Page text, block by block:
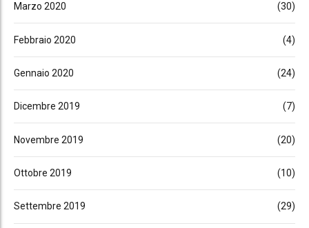
Marzo 2020 (30)
Febbraio 2020 (4)
Gennaio 2020 (24)
Dicembre 2019 (7)
Novembre 2019 (20)
Ottobre 2019 (10)
Settembre 2019 (29)